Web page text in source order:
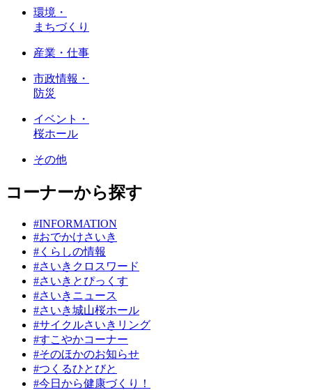
環境・
まちづくり
産業・仕事
市政情報・
防災
イベント・
桜ホール
その他
コーナーから探す
#INFORMATION
#おでかけさいき
#くらしの情報
#さいきクロスワード
#さいきとぴっくす
#さいきニュース
#さいき城山桜ホール
#サイクルさいきリング
#すこやかコーナー
#そのほかのお知らせ
#つくるひとびと
#今日から健康づくり！